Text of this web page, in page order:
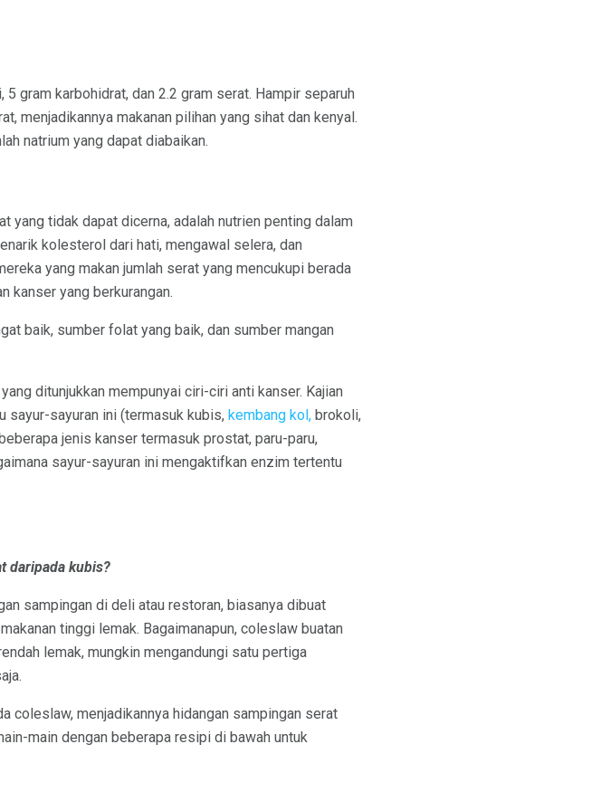
gram karbohidrat, dan 2.2 gram serat. Hampir separuh
menjadikannya makanan pilihan yang sihat dan kenyal.
natrium yang dapat diabaikan.
yang tidak dapat dicerna, adalah nutrien penting dalam
kolesterol dari hati, mengawal selera, dan
yang makan jumlah serat yang mencukupi berada
kanser yang berkurangan.
baik, sumber folat yang baik, dan sumber mangan
ditunjukkan mempunyai ciri-ciri anti kanser. Kajian
sayur-sayuran ini (termasuk kubis, kembang kol, brokoli,
jenis kanser termasuk prostat, paru-paru,
sayur-sayuran ini mengaktifkan enzim tertentu
daripada kubis?
sampingan di deli atau restoran, biasanya dibuat
tinggi lemak. Bagaimanapun, coleslaw buatan
lemak, mungkin mengandungi satu pertiga
coleslaw, menjadikannya hidangan sampingan serat
main dengan beberapa resipi di bawah untuk